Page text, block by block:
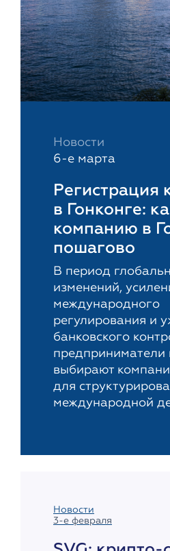
Новости
6-е марта
Регистрация
в Гонконге:
компанию в
пошагово
В период
изменений,
международного
регулирования и
банковского
выбирают
для
международной
Новости
3-е февраля